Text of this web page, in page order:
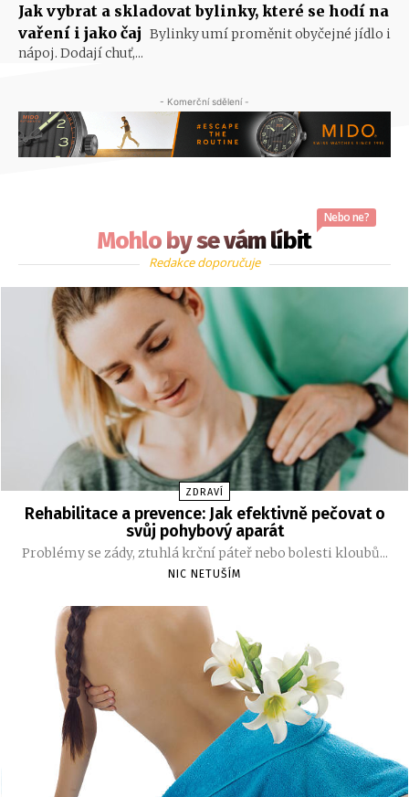
Jak vybrat a skladovat bylinky, které se hodí na
vaření i jako čaj Bylinky umí proměnit obyčejné jídlo i
nápoj. Dodají chuť,...
- Komerční sdělení -
Mohlo by se vám líbit
Nebo ne?
Redakce doporučuje
ZDRAVÍ
Rehabilitace a prevence: Jak efektivně pečovat o
svůj pohybový aparát
Problémy se zády, ztuhlá krční páteř nebo bolesti kloubů...
NIC NETUŠÍM